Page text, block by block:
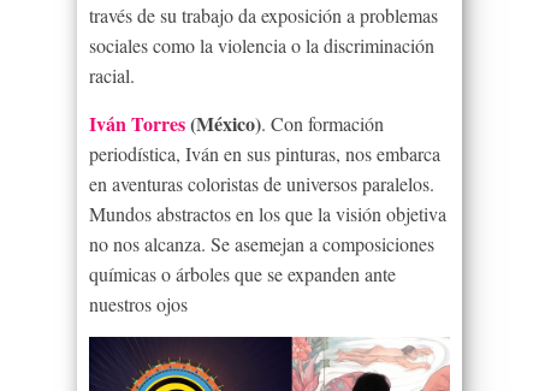
través de su trabajo da exposición a problemas
sociales como la violencia o la discriminación
racial.
Iván Torres(México). Con formación
periodística, Iván en sus pinturas, nos embarca
en aventuras coloristas de universos paralelos.
Mundos abstractos en los que la visión objetiva
no nos alcanza. Se asemejan a composiciones
químicas o árboles que se expanden ante
nuestros ojos